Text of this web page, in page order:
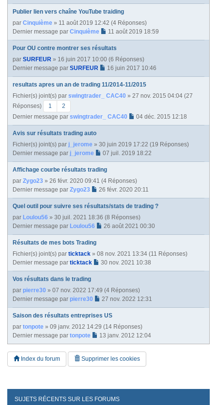
Publier lien vers chaîne YouTube traiding
par Cinquième » 11 août 2019 12:42 (4 Réponses)
Dernier message par Cinquième 11 août 2019 18:59
Pour OU contre montrer ses résultats
par SURFEUR » 16 juin 2017 10:00 (6 Réponses)
Dernier message par SURFEUR 16 juin 2017 10:46
resultats apres un an de trading 11/2014-11/2015
Fichier(s) joint(s) par swingtrader_ CAC40 » 27 nov. 2015 04:04 (27
Réponses)
1
2
Dernier message par swingtrader_ CAC40 04 déc. 2015 12:18
Avis sur résultats trading auto
Fichier(s) joint(s) par j_jerome » 30 juin 2019 17:22 (19 Réponses)
Dernier message par j_jerome 07 juil. 2019 18:22
Affichage courbe résultats trading
par Zygo23 » 26 févr. 2020 09:41 (4 Réponses)
Dernier message par Zygo23 26 févr. 2020 20:11
Quel outil pour suivre ses résultats/stats de trading ?
par Loulou56 » 30 juil. 2021 18:36 (8 Réponses)
Dernier message par Loulou56 26 août 2021 00:30
Résultats de mes bots Trading
Fichier(s) joint(s) par ticktack » 08 nov. 2021 13:34 (11 Réponses)
Dernier message par ticktack 30 nov. 2021 10:38
Vos résultats dans le trading
par pierre30 » 07 nov. 2022 17:49 (4 Réponses)
Dernier message par pierre30 27 nov. 2022 12:31
Saison des résultats entreprises US
par tonpote » 09 janv. 2012 14:29 (14 Réponses)
Dernier message par tonpote 13 janv. 2012 12:04
Index du forum Supprimer les cookies
SUJETS RÉCENTS SUR LES FORUMS